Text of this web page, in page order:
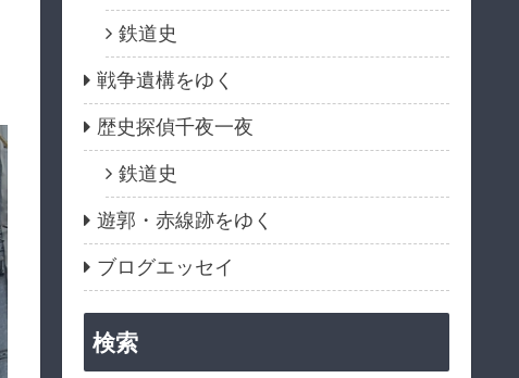
鉄道史
戦争遺構をゆく
歴史探偵千夜一夜
鉄道史
遊郭・赤線跡をゆく
ブログエッセイ
検索